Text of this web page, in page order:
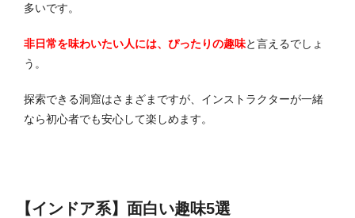
多いです。
非日常を味わいたい人には、ぴったりの趣味と言えるでしょ
う。
探索できる洞窟はさまざまですが、インストラクターが一緒
なら初心者でも安心して楽しめます。
【インドア系】面白い趣味5選